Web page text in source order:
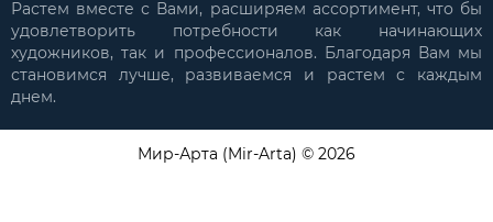
Растем вместе с Вами, расширяем ассортимент, что бы
удовлетворить потребности как начинающих
художников, так и профессионалов. Благодаря Вам мы
становимся лучше, развиваемся и растем с каждым
днем.
Мир-Арта (Mir-Arta) © 2026